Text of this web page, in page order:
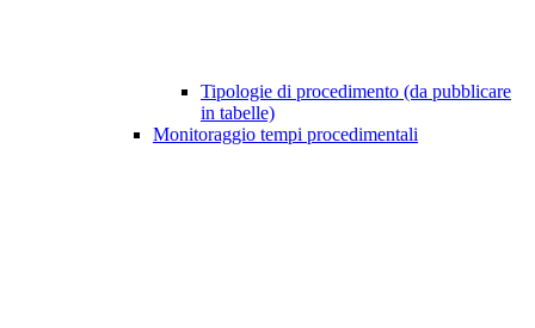
Tipologie di procedimento (da pubblicare
in tabelle)
Monitoraggio tempi procedimentali